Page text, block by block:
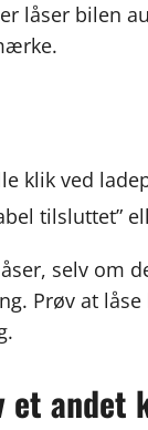
låser bilen
klik ved
tilsluttet”
selv om
Prøv at låse
et andet